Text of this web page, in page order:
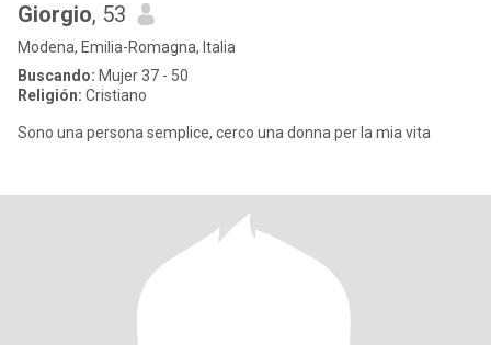
Giorgio, 53
Modena, Emilia-Romagna, Italia
Buscando: Mujer 37 - 50
Religión: Cristiano
Sono una persona semplice, cerco una donna per la mia vita